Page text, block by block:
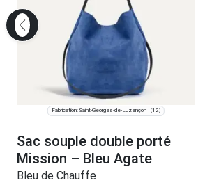
Fabrication: Saint-Georges-de-Luzençon (12)
Sac souple double porté
Mission – Bleu Agate
Bleu de Chauffe